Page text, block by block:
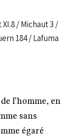
/ Michaut 3 /
184 / Lafuma
l’homme, en
sans
égaré